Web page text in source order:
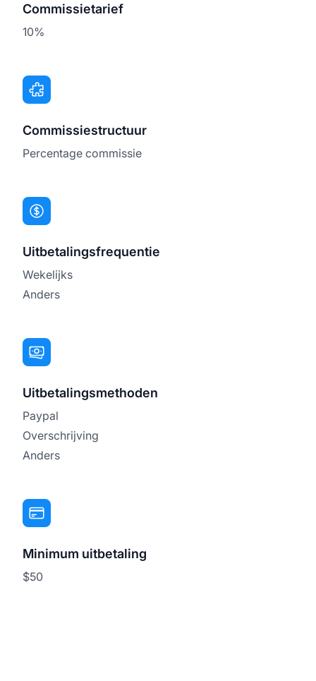
Commissietarief
10%
Commissiestructuur
Percentage commissie
Uitbetalingsfrequentie
Wekelijks
Anders
Uitbetalingsmethoden
Paypal
Overschrijving
Anders
Minimum uitbetaling
$50